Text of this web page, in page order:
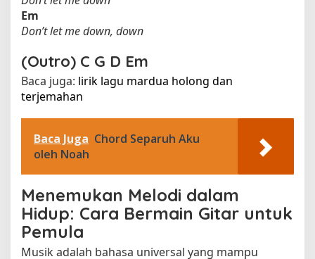
Em
Don’t let me down, down
(Outro) C G D Em
Baca juga: lirik lagu mardua holong dan
terjemahan​
Baca Juga Chord Separuh Aku
oleh Noah
Menemukan Melodi dalam
Hidup: Cara Bermain Gitar untuk
Pemula
Musik adalah bahasa universal yang mampu